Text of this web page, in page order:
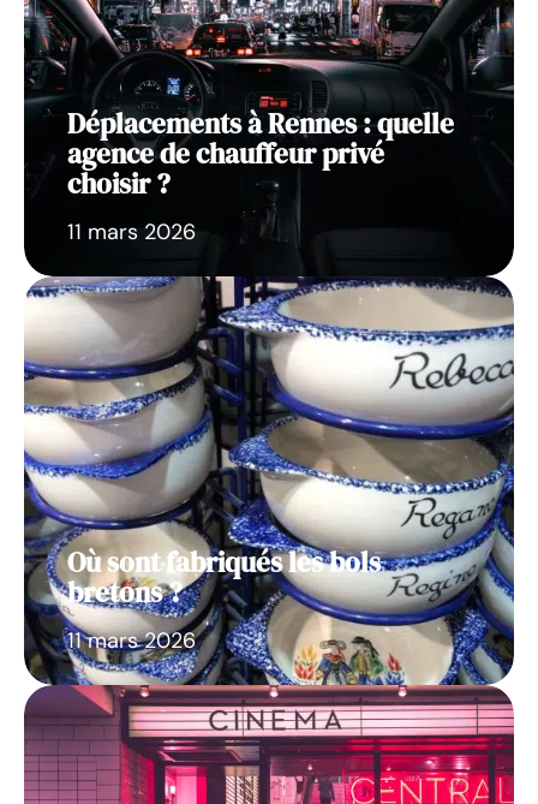
Déplacements à Rennes : quelle
agence de chauffeur privé
choisir ?
11 mars 2026
Où sont fabriqués les bols
bretons ?
11 mars 2026